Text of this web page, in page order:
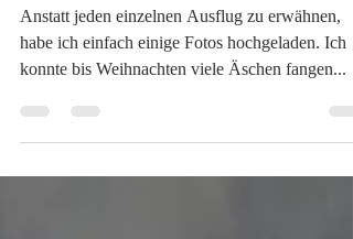
Winter
Anstatt jeden einzelnen Ausflug zu erwähnen,
konnte bis Weihnachten viele Äschen fangen...